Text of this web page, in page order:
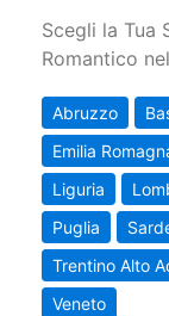
Scegli la Tua
Romantico
Abruzzo
Emilia
Liguria
Puglia
Trentino Alto
Veneto